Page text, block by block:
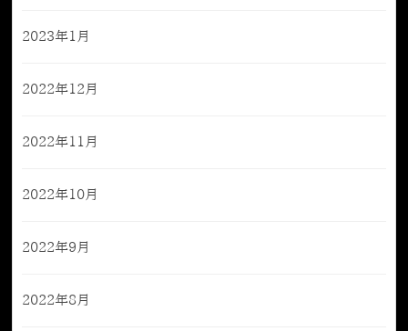
2023年1月
2022年12月
2022年11月
2022年10月
2022年9月
2022年8月